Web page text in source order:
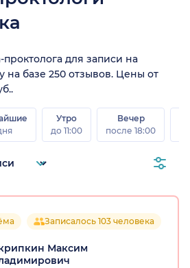
для записи на
на базе 250 отзывов. Цены от
Утро
до 11:00
Вечер
после 18:00
Записалось 103 человека
Максим